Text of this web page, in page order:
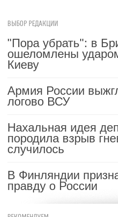
ВЫБОР РЕДАКЦИИ
"Пора убрать": в
ошеломлены
Киеву
Армия России
логово ВСУ
Нахальная идея
породила взрыв
случилось
В Финляндии
правду о России